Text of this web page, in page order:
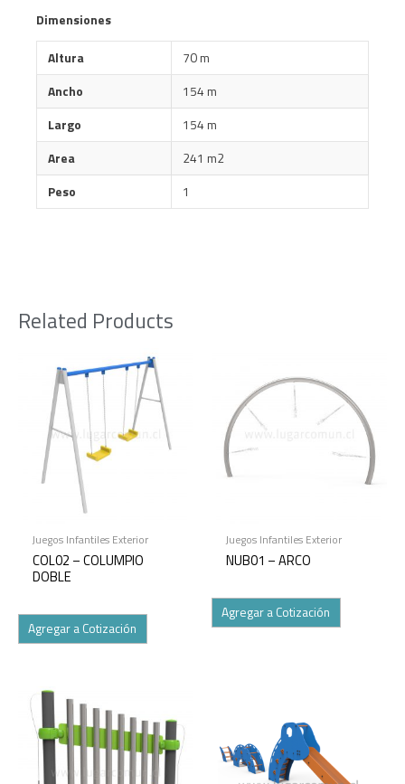
Dimensiones
Altura
70 m
Ancho
154 m
Largo
154 m
Area
241 m2
Peso
1
Related Products
Juegos Infantiles Exterior
COL02 – COLUMPIO
DOBLE
Agregar a Cotización
Juegos Infantiles Exterior
NUB01 – ARCO
Agregar a Cotización